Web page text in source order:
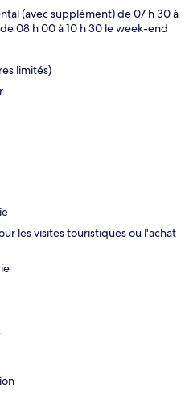
(avec supplément) de 07 h 30 à
08 h 00 à 10 h 30 le week-end
limités)
les visites touristiques ou l'achat